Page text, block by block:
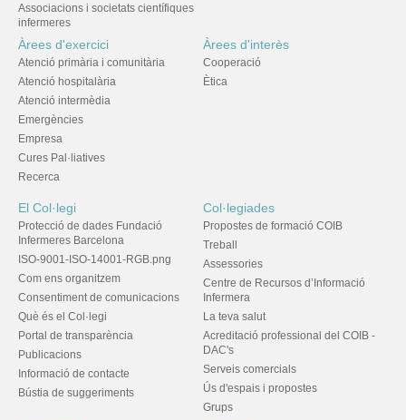
Associacions i societats científiques
infermeres
Àrees d'exercici
Atenció primària i comunitària
Atenció hospitalària
Atenció intermèdia
Emergències
Empresa
Cures Pal·liatives
Recerca
Àrees d'interès
Cooperació
Ètica
El Col·legi
Protecció de dades Fundació
Infermeres Barcelona
ISO-9001-ISO-14001-RGB.png
Com ens organitzem
Consentiment de comunicacions
Què és el Col·legi
Portal de transparència
Publicacions
Informació de contacte
Bústia de suggeriments
Col·legiades
Propostes de formació COIB
Treball
Assessories
Centre de Recursos d’Informació
Infermera
La teva salut
Acreditació professional del COIB -
DAC's
Serveis comercials
Ús d'espais i propostes
Grups